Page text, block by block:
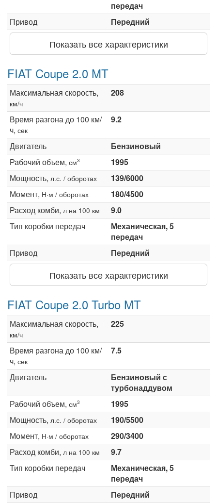
передач
Привод
Передний
Показать все характеристики
FIAT Coupe 2.0 MT
Максимальная скорость,
км/ч
208
Время разгона до 100 км/
ч, сек
9.2
Двигатель
Бензиновый
Рабочий объем, см3
1995
Мощность, л.с. / оборотах
139/6000
Момент, Н·м / оборотах
180/4500
Расход комби, л на 100 км
9.0
Тип коробки передач
Механическая, 5
передач
Привод
Передний
Показать все характеристики
FIAT Coupe 2.0 Turbo MT
Максимальная скорость,
км/ч
225
Время разгона до 100 км/
ч, сек
7.5
Двигатель
Бензиновый с
турбонаддувом
Рабочий объем, см3
1995
Мощность, л.с. / оборотах
190/5500
Момент, Н·м / оборотах
290/3400
Расход комби, л на 100 км
9.7
Тип коробки передач
Механическая, 5
передач
Привод
Передний